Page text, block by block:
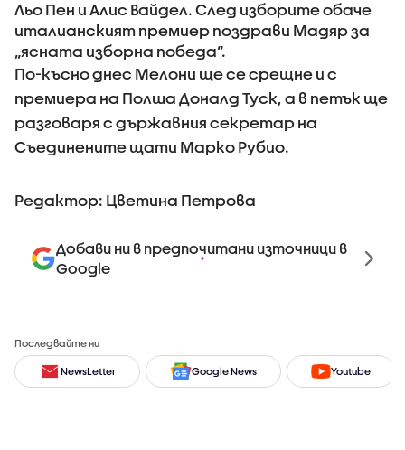
Льо Пен и Алис Вайдел. След изборите обаче
италианският премиер поздрави Мадяр за
„ясната изборна победа“.
По-късно днес Мелони ще се срещне и с
премиера на Полша Доналд Туск, а в петък ще
разговаря с държавния секретар на
Съединените щати Марко Рубио.
Редактор: Цветина Петрова
Добави ни в предпочитани източници в
Google
Последвайте ни
NewsLetter Google News Youtube